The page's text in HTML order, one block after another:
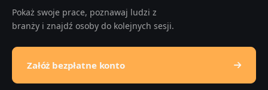
Pokaż swoje prace, poznawaj ludzi z
branży i znajdź osoby do kolejnych sesji.
Załóż bezpłatne konto